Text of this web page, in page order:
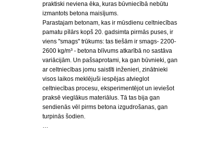
praktiski neviena ēka, kuras būvniecībā nebūtu
izmantots betona maisījums.
Parastajam betonam, kas ir mūsdienu celtniecības
pamatu pīlārs kopš 20. gadsimta pirmās puses, ir
viens "smags" trūkums: tas tiešām ir smags- 2200-
2600 kg/m³ - betona blīvums atkarībā no sastāva
variācijām. Un pašsaprotami, ka gan būvnieki, gan
ar celtniecības jomu saistīti inženieri, zinātnieki
visos laikos meklējuši iespējas atvieglot
celtniecības procesu, eksperimentējot un ieviešot
praksē vieglākus materiālus. Tā tas bija gan
sendienās vēl pirms betona izgudrošanas, gan
turpinās šodien.
…